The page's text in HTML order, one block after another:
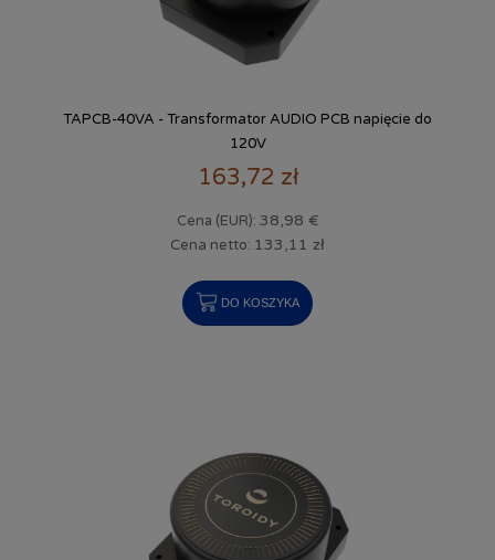
TAPCB-40VA - Transformator AUDIO PCB napięcie do
120V
163,72 zł
Cena (EUR): 38,98 €
Cena netto: 133,11 zł
DO KOSZYKA